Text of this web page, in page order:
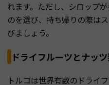
れます。ただし、シロップ
のを選び、持ち帰りの際は
びましょう。
ドライフルーツとナッ
トルコは世界有数のドライ